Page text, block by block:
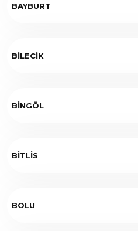
BAYBURT
BİLECİK
BİNGÖL
BİTLİS
BOLU